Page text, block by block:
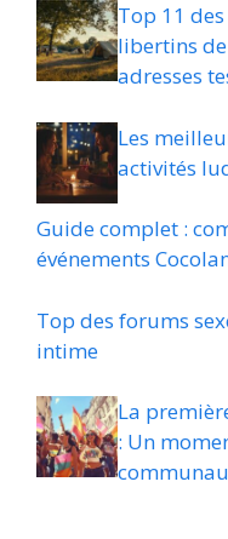
Top 11
libertins
adresses
Les
activités
Guide complet :
événements
Top des forums
intime
La
: Un